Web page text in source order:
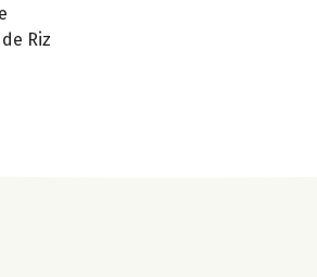
Riz